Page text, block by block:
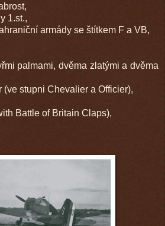
1.st.,
armády se štítkem F a VB,
palmami, dvěma zlatými a dvěma
(ve stupni Chevalier a Officier),
Battle of Britain Claps),